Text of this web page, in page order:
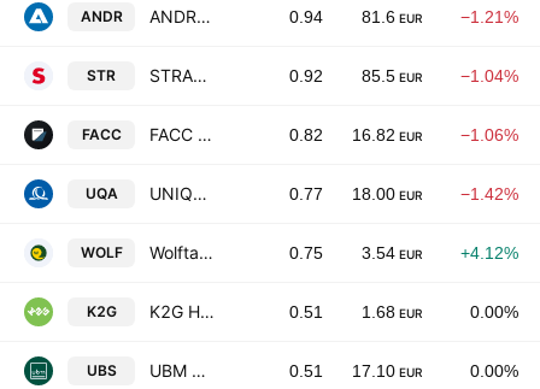
ANDR ANDRITZ AG 0.94 81.6 EUR −1.21%
STR STRABAG SE 0.92 85.5 EUR −1.04%
FACC FACC AG 0.82 16.82 EUR −1.06%
UQA UNIQA Insurance Group AG 0.77 18.00 EUR −1.42%
WOLF Wolftank Group AG 0.75 3.54 EUR +4.12%
K2G K2G Holding AG 0.51 1.68 EUR 0.00%
UBS UBM Development AG 0.51 17.10 EUR 0.00%